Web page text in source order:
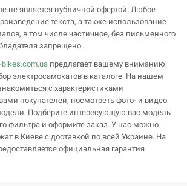
не является публичной офертой. Любое
текста, а также использование
в том числе частичное, без письменного
запрещено.
bikes.com.ua предлагает вашему вниманию
электросамокатов в каталоге. На нашем
с характеристиками
покупателей, посмотреть фото- и видео
Подберите интересующую вас модель
фильтра и оформите заказ. У нас можно
в Киеве с доставкой по всей Украине. На
официальная гарантия